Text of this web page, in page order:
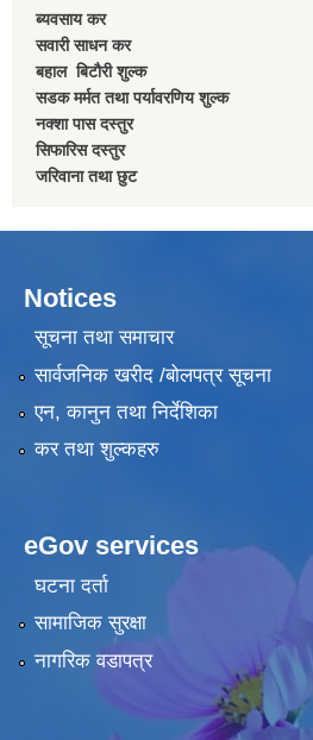
ब्यवसाय कर
सवारी साधन कर
बहाल बिटाैरी शुल्क
सडक मर्मत तथा पर्यावरणिय शुल्क
नक्शा पास दस्तुर
सिफारिस दस्तुर
जरिवाना तथा छुट
Notices
सूचना तथा समाचार
सार्वजनिक खरीद /बोलपत्र सूचना
एन, कानुन तथा निर्देशिका
कर तथा शुल्कहरु
eGov services
घटना दर्ता
सामाजिक सुरक्षा
नागरिक वडापत्र